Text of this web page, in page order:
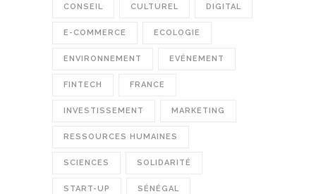
CONSEIL CULTUREL DIGITAL
E-COMMERCE ECOLOGIE
ENVIRONNEMENT EVÉNEMENT
FINTECH FRANCE
INVESTISSEMENT MARKETING
RESSOURCES HUMAINES
SCIENCES SOLIDARITÉ
START-UP SÉNÉGAL